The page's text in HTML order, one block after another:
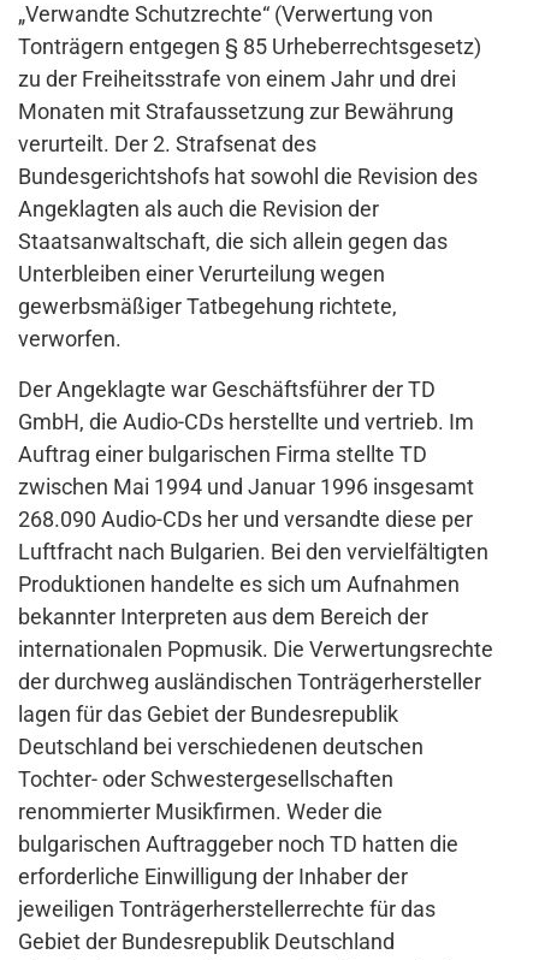
„Verwandte Schutzrechte“ (Verwertung von
Tonträgern entgegen § 85 Urheberrechtsgesetz)
zu der Freiheitsstrafe von einem Jahr und drei
Monaten mit Strafaussetzung zur Bewährung
verurteilt. Der 2. Strafsenat des
Bundesgerichtshofs hat sowohl die Revision des
Angeklagten als auch die Revision der
Staatsanwaltschaft, die sich allein gegen das
Unterbleiben einer Verurteilung wegen
gewerbsmäßiger Tatbegehung richtete,
verworfen.
Der Angeklagte war Geschäftsführer der TD
GmbH, die Audio-CDs herstellte und vertrieb. Im
Auftrag einer bulgarischen Firma stellte TD
zwischen Mai 1994 und Januar 1996 insgesamt
268.090 Audio-CDs her und versandte diese per
Luftfracht nach Bulgarien. Bei den vervielfältigten
Produktionen handelte es sich um Aufnahmen
bekannter Interpreten aus dem Bereich der
internationalen Popmusik. Die Verwertungsrechte
der durchweg ausländischen Tonträgerhersteller
lagen für das Gebiet der Bundesrepublik
Deutschland bei verschiedenen deutschen
Tochter- oder Schwestergesellschaften
renommierter Musikfirmen. Weder die
bulgarischen Auftraggeber noch TD hatten die
erforderliche Einwilligung der Inhaber der
jeweiligen Tonträgerherstellerrechte für das
Gebiet der Bundesrepublik Deutschland